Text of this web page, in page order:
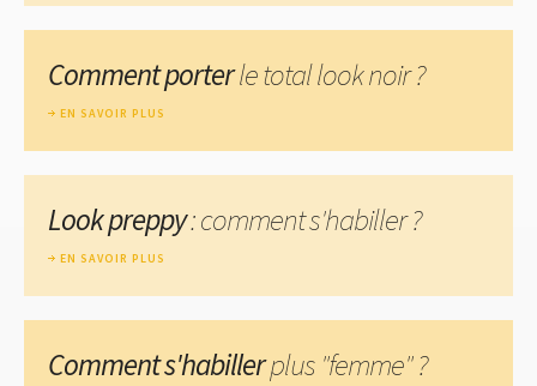
Comment porterle total look noir ?
EN SAVOIR PLUS
Look preppy: comment s'habiller ?
EN SAVOIR PLUS
Comment s'habillerplus "femme" ?